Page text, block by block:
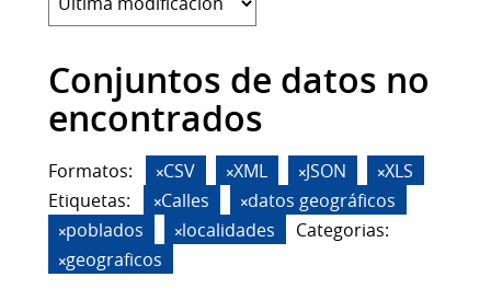
Conjuntos de datos no
encontrados
Formatos: CSV XML JSON
XLS
Etiquetas:
Calles
datos geográficos
poblados
localidades
Categorias:
geograficos